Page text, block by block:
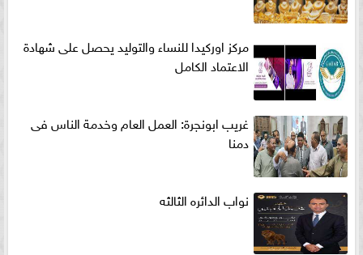
مركز اوركيدا للنساء والتوليد يحصل على شهادة
الاعتماد الكامل
غريب ابونجرة: العمل العام وخدمة الناس فى
دمنا
نواب الدائره الثالثه